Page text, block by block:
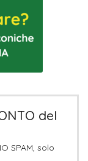
del
SPAM, solo